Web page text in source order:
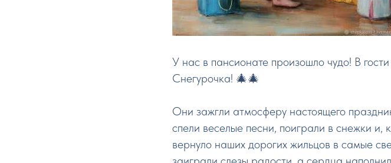
У нас в пансионате произошло чудо! В
Снегурочка! 🎄🎄
Они зажгли атмосферу настоящего
спели веселые песни, поиграли в снежки
вернуло наших дорогих жильцов в самые